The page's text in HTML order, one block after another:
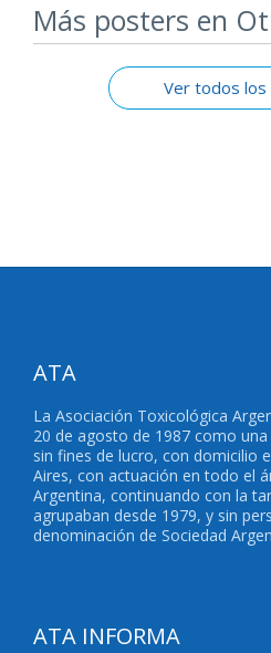
Más posters en
Ver todos
ATA
La Asociación Toxicológica
20 de agosto de 1987 como
sin fines de lucro, con domicilio
Aires, con actuación en todo el
Argentina, continuando con la
agrupaban desde 1979, y sin
denominación de Sociedad
ATA INFORMA